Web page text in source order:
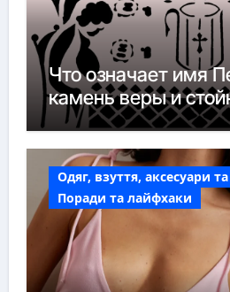
Что означает имя
камень веры и
Одяг, взуття, аксесуари
Поради та лайфхаки